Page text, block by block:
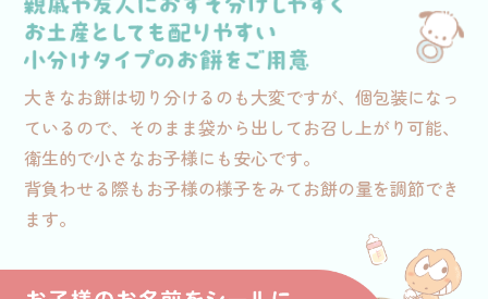
大きなお餅は切り分けるのも大変ですが、個包装になっ
ているので、そのまま袋から出してお召し上がり可能、
衛生的で小さなお子様にも安心です。
背負わせる際もお子様の様子をみてお餅の量を調節でき
ます。